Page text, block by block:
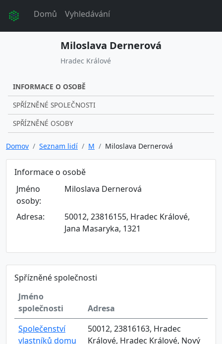
Domů Vyhledávání
Miloslava Dernerová
Hradec Králové
INFORMACE O OSOBĚ
SPŘÍZNĚNÉ SPOLEČNOSTI
SPŘÍZNĚNÉ OSOBY
Domov Seznam lidí M Miloslava Dernerová
Informace o osobě
Jméno
osoby:
Miloslava Dernerová
Adresa:
50012, 23816155, Hradec Králové,
Jana Masaryka, 1321
Spřízněné společnosti
Jméno
společnosti
Adresa
Společenství
vlastníků domu
50012, 23816163, Hradec
Králové, Hradec Králové, Nový